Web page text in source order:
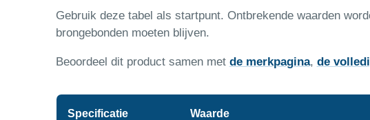
Gebruik deze tabel als startpunt. Ontbrekende waarden
brongebonden moeten blijven.
Beoordeel dit product samen met de merkpagina, de
Specificatie Waarde